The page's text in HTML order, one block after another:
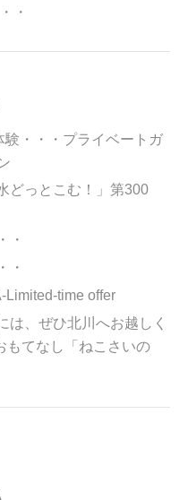
・
・・・プライベートガ
どっとこむ！」第300
・
・
Limited-time offer
は、ぜひ北川へお越しく
もてなし「ねこさいの